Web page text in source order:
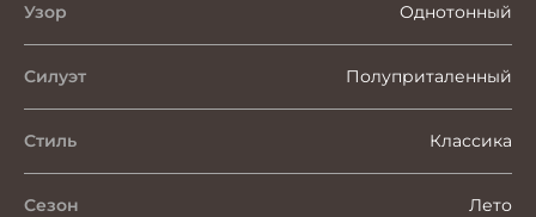
Узор Однотонный
Силуэт Полуприталенный
Стиль Классика
Сезон Лето